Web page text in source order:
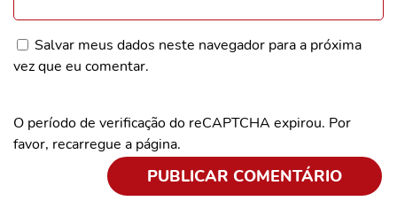
Salvar meus dados neste navegador para a próxima
vez que eu comentar.
O período de verificação do reCAPTCHA expirou. Por
favor, recarregue a página.